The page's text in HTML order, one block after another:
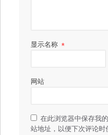
显示名称 *
网站
在此浏览器中保存我
站地址，以便下次评论时